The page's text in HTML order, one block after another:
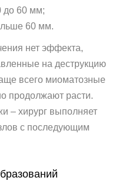
до 60 мм;
60 мм.
нет эффекта,
на деструкцию
всего миоматозные
продолжают расти.
– хирург выполняет
с последующим